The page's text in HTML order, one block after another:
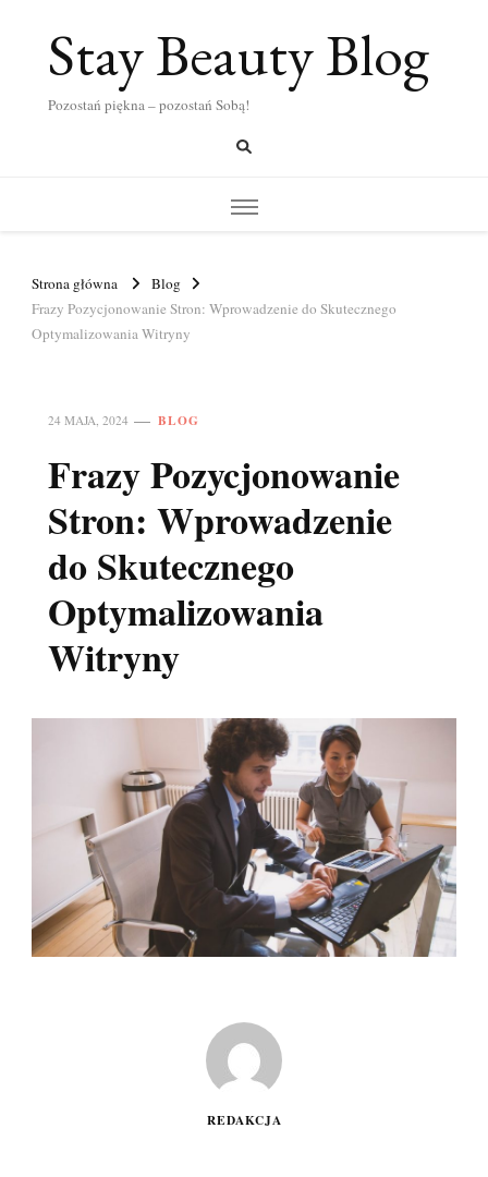
Stay Beauty Blog
Pozostań piękna – pozostań Sobą!
Strona główna
Blog
Frazy Pozycjonowanie Stron: Wprowadzenie do Skutecznego
Optymalizowania Witryny
24 MAJA, 2024 BLOG
Frazy Pozycjonowanie
Stron: Wprowadzenie
do Skutecznego
Optymalizowania
Witryny
REDAKCJA